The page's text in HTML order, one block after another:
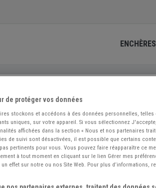
ENCHÈRES
de protéger vos données
stockons et accédons à des données personnelles, telles
uniques, sur votre appareil. Si vous sélectionnez
affichées dans la section « Nous et nos partenaires
de suivi sont désactivées, il est possible que certains
pertinents pour vous. Vous pouvez faire réapparaître ce
à tout moment en cliquant sur le lien Gérer mes
effet sur notre ou nos Site Web. Pour plus d’informations,